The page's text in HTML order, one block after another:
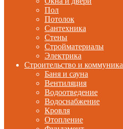
Пол
Потолок
Сантехника
Стены
Стройматериалы
Электрика
Строительство и
Баня и сауна
Вентиляция
Водоотведение
Водоснабжение
Кровля
Отопление